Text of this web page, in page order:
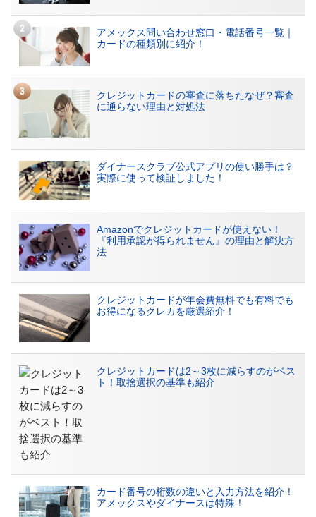
アメックス問い合わせ窓口・電話番号一覧｜
カードの種類別に紹介！
クレジットカードの審査に落ちたなぜ？審査
に通らない理由と対処法
ダイナースクラブ公式アプリの使い勝手は？
実際に使って検証しました！
Amazonでクレジットカードが使えない！
『利用承認が得られません』の理由と解決方
法
クレジットカードが年会費無料でも有料でも
お得になるクレカを厳選紹介！
クレジットカードは2～3枚に減らすのがベス
ト！取捨選択の基準も紹介
カード番号の桁数の違いと入力方法を紹介！
アメックスやダイナースは特殊！